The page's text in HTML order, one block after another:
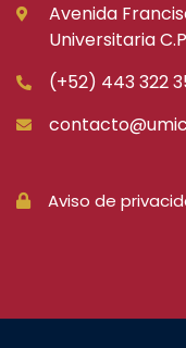
Avenida
Universitaria
(+52) 443 322
Aviso de